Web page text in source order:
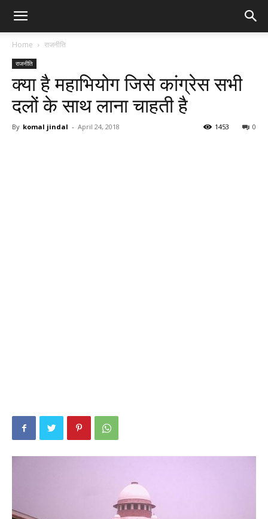
Home राजनीति
राजनीति
क्या है महाभियोग जिसे कांग्रेस सभी
दलों के साथ लाना चाहती है
By komal jindal - April 24, 2018 0
1453